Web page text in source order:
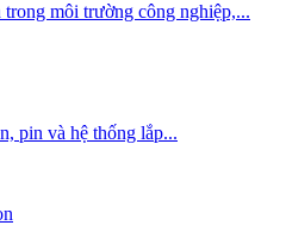
môi trường công nghiệp,...
pin và hệ thống lắp...